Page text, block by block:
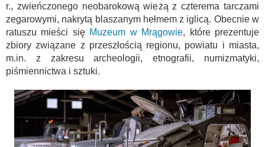
r., zwieńczonego neobarokową wieżą z czterema tarczami
zegarowymi, nakrytą blaszanym hełmem z iglicą. Obecnie w
ratuszu mieści się Muzeum w Mrągowie, które prezentuje
zbiory związane z przeszłością regionu, powiatu i miasta,
m.in. z zakresu archeologii, etnografii, numizmatyki,
piśmiennictwa i sztuki.